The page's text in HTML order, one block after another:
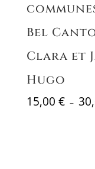
Bel
Clara et
Hugo
15,00 € –